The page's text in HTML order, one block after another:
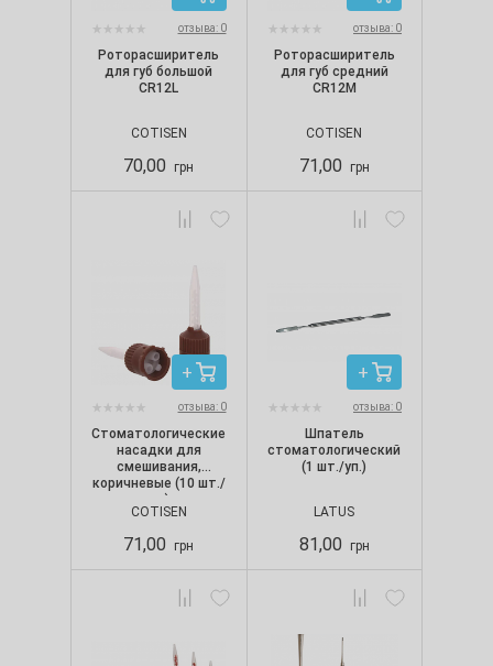
отзыва: 0
Роторасширитель
для губ большой
CR12L
COTISEN
70,00 грн
отзыва: 0
Роторасширитель
для губ средний
CR12М
COTISEN
71,00 грн
отзыва: 0
Стоматологические
насадки для
смешивания,
коричневые (10 шт./
уп.)
COTISEN
71,00 грн
отзыва: 0
Шпатель
стоматологический
(1 шт./уп.)
LATUS
81,00 грн